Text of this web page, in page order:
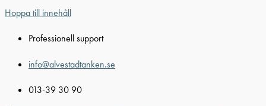
Hoppa till innehåll
Professionell support
info@alvestadtanken.se
013-39 30 90